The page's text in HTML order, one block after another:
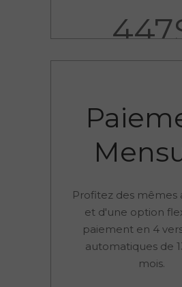
Profitez des mêmes
et d'une option
paiement en 4
automatiques de
mois.